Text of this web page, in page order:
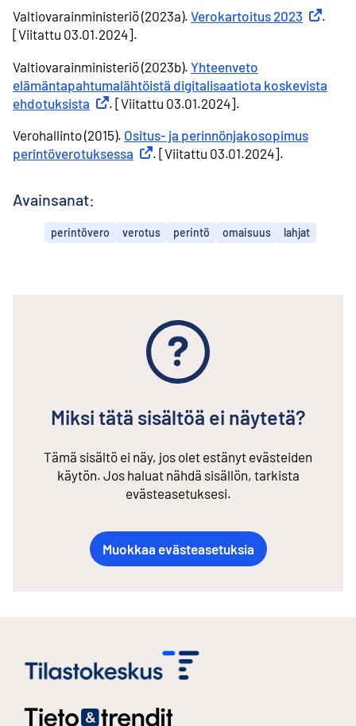
Valtiovarainministeriö (2023a). Verokartoitus 2023
.
[Viitattu 03.01.2024].
Valtiovarainministeriö (2023b). Yhteenveto
elämäntapahtumalähtöistä digitalisaatiota koskevista
ehdotuksista Ulkoinen linkki
. [Viitattu 03.01.2024].
Verohallinto (2015). Ositus- ja perinnönjakosopimus
perintöverotuksessa Ulkoinen linkki
. [Viitattu 03.01.2024].
Avainsanat:
perintövero verotus perintö omaisuus lahjat
Miksi tätä sisältöä ei näytetä?
Tämä sisältö ei näy, jos olet estänyt evästeiden
käytön. Jos haluat nähdä sisällön, tarkista
evästeasetuksesi.
Muokkaa evästeasetuksia